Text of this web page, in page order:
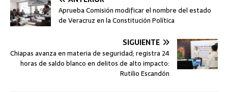
Aprueba Comisión modificar el nombre del estado
de Veracruz en la Constitución Política
SIGUIENTE
Chiapas avanza en materia de seguridad; registra 24
horas de saldo blanco en delitos de alto impacto:
Rutilio Escandón